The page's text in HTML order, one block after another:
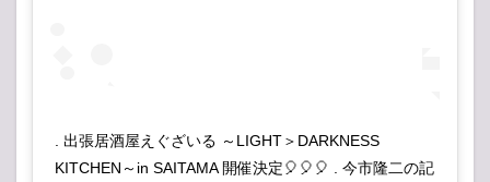
投票
所
. 出張居酒屋えぐざいる ～LIGHT＞DARKNESS
KITCHEN～in SAITAMA 開催決定🎈🎈🎈 . 今市隆二の記